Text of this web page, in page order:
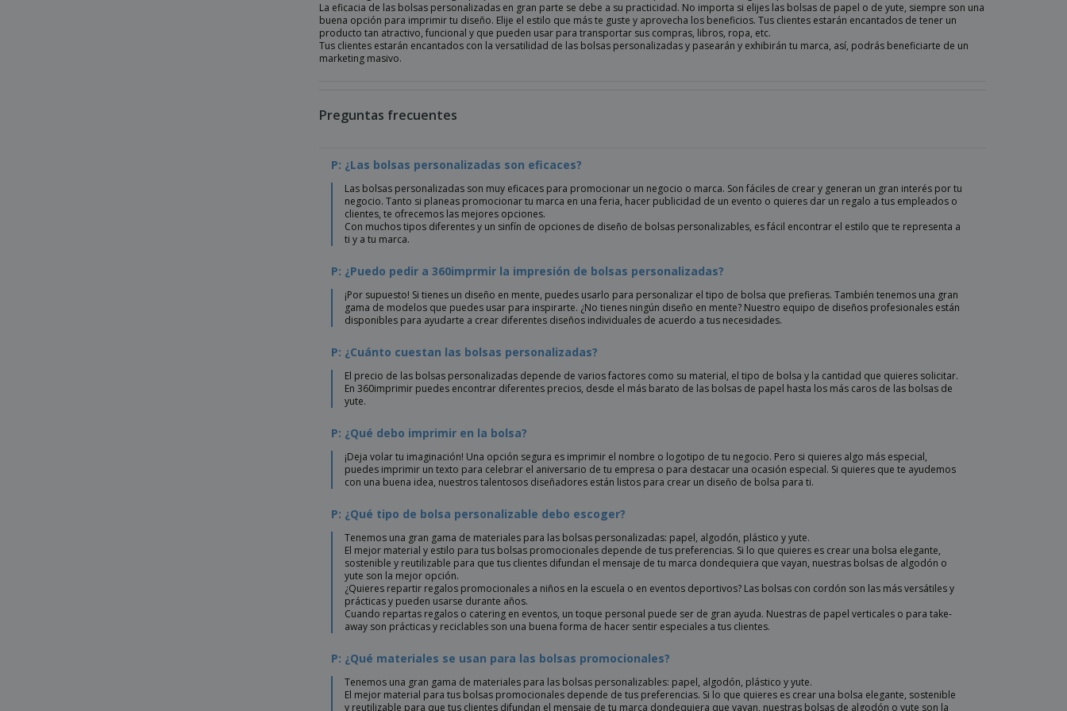
La eficacia de las bolsas personalizadas en gran parte se debe a su practicidad. No importa si elijes las bolsas de papel o de yute, siempre son una
buena opción para imprimir tu diseño. Elije el estilo que más te guste y aprovecha los beneficios. Tus clientes estarán encantados de tener un
producto tan atractivo, funcional y que pueden usar para transportar sus compras, libros, ropa, etc.
Tus clientes estarán encantados con la versatilidad de las bolsas personalizadas y pasearán y exhibirán tu marca, así, podrás beneficiarte de un
marketing masivo.
Preguntas frecuentes
P: ¿Las bolsas personalizadas son eficaces?
Las bolsas personalizadas son muy eficaces para promocionar un negocio o marca. Son fáciles de crear y generan un gran interés por tu
negocio. Tanto si planeas promocionar tu marca en una feria, hacer publicidad de un evento o quieres dar un regalo a tus empleados o
clientes, te ofrecemos las mejores opciones.
Con muchos tipos diferentes y un sinfín de opciones de diseño de bolsas personalizables, es fácil encontrar el estilo que te representa a
ti y a tu marca.
P: ¿Puedo pedir a 360imprmir la impresión de bolsas personalizadas?
¡Por supuesto! Si tienes un diseño en mente, puedes usarlo para personalizar el tipo de bolsa que prefieras. También tenemos una gran
gama de modelos que puedes usar para inspirarte. ¿No tienes ningún diseño en mente? Nuestro equipo de diseños profesionales están
disponibles para ayudarte a crear diferentes diseños individuales de acuerdo a tus necesidades.
P: ¿Cuánto cuestan las bolsas personalizadas?
El precio de las bolsas personalizadas depende de varios factores como su material, el tipo de bolsa y la cantidad que quieres solicitar.
En 360imprimir puedes encontrar diferentes precios, desde el más barato de las bolsas de papel hasta los más caros de las bolsas de
yute.
P: ¿Qué debo imprimir en la bolsa?
¡Deja volar tu imaginación! Una opción segura es imprimir el nombre o logotipo de tu negocio. Pero si quieres algo más especial,
puedes imprimir un texto para celebrar el aniversario de tu empresa o para destacar una ocasión especial. Si quieres que te ayudemos
con una buena idea, nuestros talentosos diseñadores están listos para crear un diseño de bolsa para ti.
P: ¿Qué tipo de bolsa personalizable debo escoger?
Tenemos una gran gama de materiales para las bolsas personalizadas: papel, algodón, plástico y yute.
El mejor material y estilo para tus bolsas promocionales depende de tus preferencias. Si lo que quieres es crear una bolsa elegante,
sostenible y reutilizable para que tus clientes difundan el mensaje de tu marca dondequiera que vayan, nuestras bolsas de algodón o
yute son la mejor opción.
¿Quieres repartir regalos promocionales a niños en la escuela o en eventos deportivos? Las bolsas con cordón son las más versátiles y
prácticas y pueden usarse durante años.
Cuando repartas regalos o catering en eventos, un toque personal puede ser de gran ayuda. Nuestras de papel verticales o para take-
away son prácticas y reciclables son una buena forma de hacer sentir especiales a tus clientes.
P: ¿Qué materiales se usan para las bolsas promocionales?
Tenemos una gran gama de materiales para las bolsas personalizables: papel, algodón, plástico y yute.
El mejor material para tus bolsas promocionales depende de tus preferencias. Si lo que quieres es crear una bolsa elegante, sostenible
y reutilizable para que tus clientes difundan el mensaje de tu marca dondequiera que vayan, nuestras bolsas de algodón o yute son la